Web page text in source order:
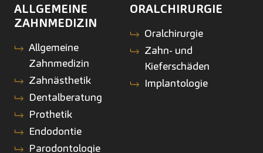
ALLGEMEINE
ZAHNMEDIZIN
Allgemeine
Zahnmedizin
Zahnästhetik
Dentalberatung
Prothetik
Endodontie
Parodontologie
ORALCHIRURGIE
Oralchirurgie
Zahn- und
Kieferschäden
Implantologie